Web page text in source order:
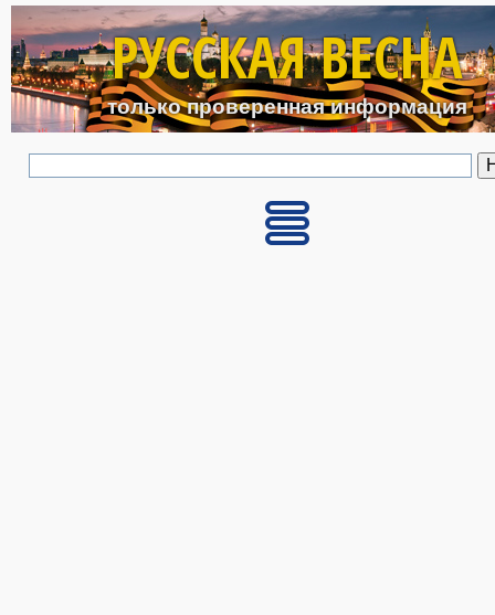
Перейти к основному
РУССКАЯ ВЕСНА
только проверенная информация